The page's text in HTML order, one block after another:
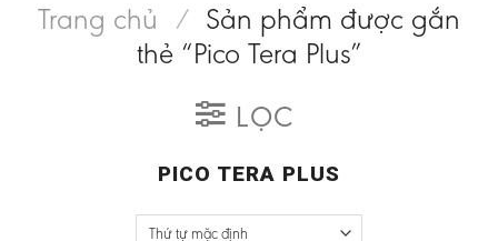
Trang chủ / Sản phẩm được gắn
thẻ “Pico Tera Plus”
LỌC
PICO TERA PLUS